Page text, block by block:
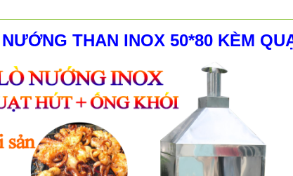
THAN INOX 50*80 KÈM